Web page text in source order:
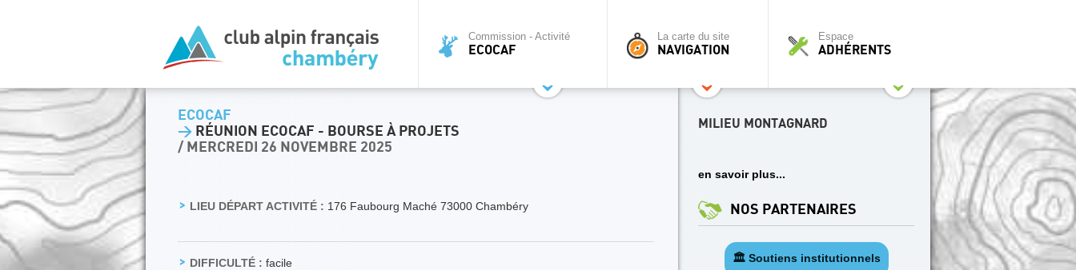
Commission - Activité
ECOCAF
La carte du site
NAVIGATION
Espace
ADHÉRENTS
ECOCAF
> RÉUNION ECOCAF - BOURSE À PROJETS
/ MERCREDI 26 NOVEMBRE 2025
LIEU DÉPART ACTIVITÉ : 176 Faubourg Maché 73000 Chambéry
DIFFICULTÉ : facile
MILIEU MONTAGNARD
en savoir plus...
NOS PARTENAIRES
🏛️ Soutiens institutionnels